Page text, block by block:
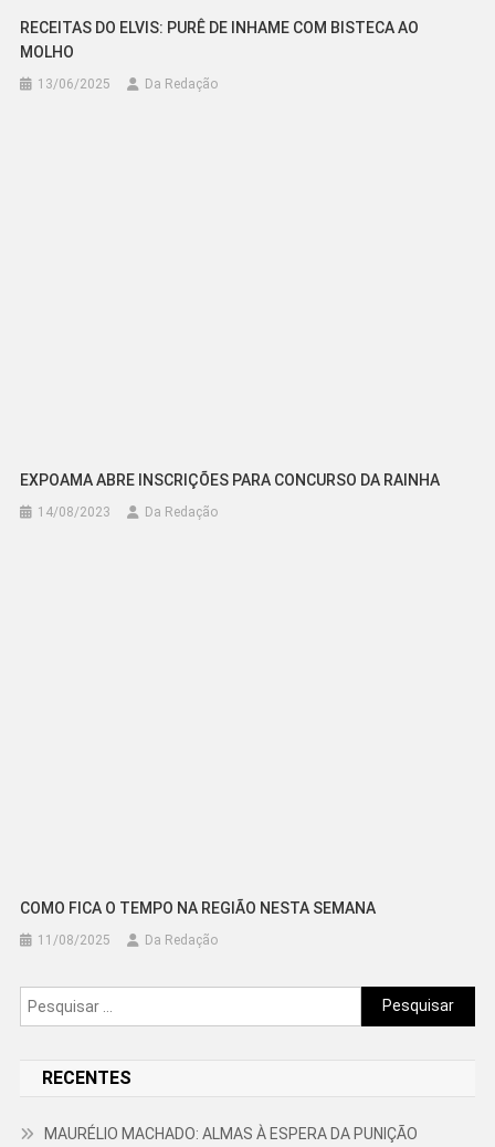
RECEITAS DO ELVIS: PURÊ DE INHAME COM BISTECA AO
MOLHO
13/06/2025 Da Redação
EXPOAMA ABRE INSCRIÇÕES PARA CONCURSO DA RAINHA
14/08/2023 Da Redação
COMO FICA O TEMPO NA REGIÃO NESTA SEMANA
11/08/2025 Da Redação
Pesquisar
por:
RECENTES
MAURÉLIO MACHADO: ALMAS À ESPERA DA PUNIÇÃO